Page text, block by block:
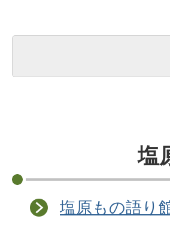
塩
塩原もの語り